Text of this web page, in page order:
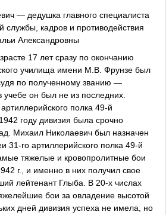
— дедушка главного специалиста
службы, кадров и противодействия
Александровны
17 лет сразу по окончанию
училища имени М.В. Фрунзе был
по полученному званию —
он был не из последних.
полка 49-й
году дивизия была срочно
Михаил Николаевич был назначен
31-го артиллерийского полка 49-й
тяжелые и кровопролитные бои
г., и именно в них получил свое
лейтенант Глыба. В 20-х числах
бои за овладение высотой
дней дивизия успеха не имела, но